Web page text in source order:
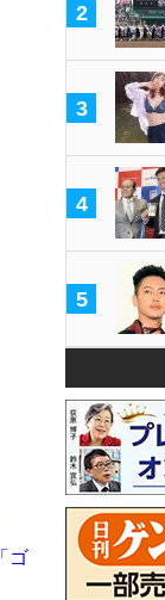
ゴ
2
3
4
5